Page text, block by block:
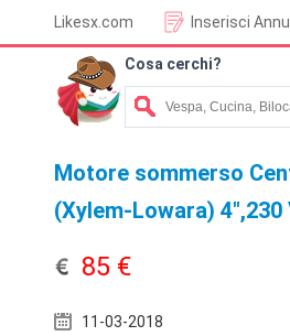
Likesx.com Inserisci
Cosa cerchi?
Motore sommerso
(Xylem-Lowara) 4",230
85 €
11-03-2018